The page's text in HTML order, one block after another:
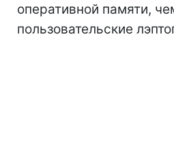
оперативной памяти,
пользовательские